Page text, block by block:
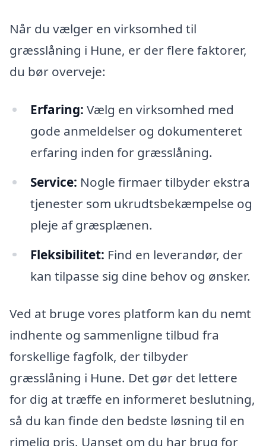
Når du vælger en virksomhed til
græsslåning i Hune, er der flere faktorer,
du bør overveje:
Erfaring: Vælg en virksomhed med
gode anmeldelser og dokumenteret
erfaring inden for græsslåning.
Service: Nogle firmaer tilbyder ekstra
tjenester som ukrudtsbekæmpelse og
pleje af græsplænen.
Fleksibilitet: Find en leverandør, der
kan tilpasse sig dine behov og ønsker.
Ved at bruge vores platform kan du nemt
indhente og sammenligne tilbud fra
forskellige fagfolk, der tilbyder
græsslåning i Hune. Det gør det lettere
for dig at træffe en informeret beslutning,
så du kan finde den bedste løsning til en
rimelig pris. Uanset om du har brug for